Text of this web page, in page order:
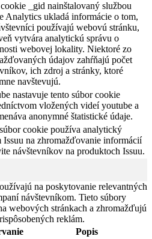
_gid nainštalovaný službou
Analytics ukladá informácie o tom,
používajú webovú stránku,
vytvára analytickú správu o
webovej lokality. Niektoré zo
údajov zahŕňajú počet
ich zdroj a stránky, ktoré
navštevujú.
nastavuje tento súbor cookie
vložených videí youtube a
anonymné štatistické údaje.
cookie používa analytický
Issuu na zhromažďovanie informácií
návštevníkov na produktoch Issuu.
na poskytovanie relevantných
návštevníkom. Tieto súbory
webových stránkach a zhromažďujú
reklám.
Popis